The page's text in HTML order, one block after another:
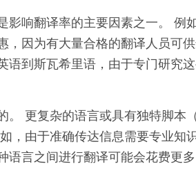
影响翻译率的主要因素之一。 例
，因为有大量合格的翻译人员可
语到斯瓦希里语，由于专门研究
。 更复杂的语言或具有独特脚本
，由于准确传达信息需要专业知
言之间进行翻译可能会花费更多